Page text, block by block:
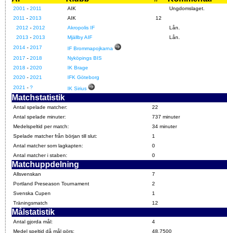
2001 - 2011 AIK
Ungdomslaget.
2011 - 2013 AIK
12
2012 - 2012 Akropolis IF
Lån.
2013 - 2013 Mjällby AIF
Lån.
2014 - 2017
IF Brommapojkarna
2017 - 2018
Nyköpings BIS
2018 - 2020
IK Brage
2020 - 2021
IFK Göteborg
2021 - ? IK Sirius
Matchstatistik
Antal spelade matcher:
22
Antal spelade minuter:
737 minuter
Medelspeltid per match:
34 minuter
Spelade matcher från början till slut:
1
Antal matcher som lagkapten:
0
Antal matcher i staben:
0
Matchuppdelning
Allsvenskan
7
Portland Preseason Tournament
2
Svenska Cupen
1
Träningsmatch
12
Målstatistik
Antal gjorda mål:
4
Medel speltid då mål görs:
48.7500